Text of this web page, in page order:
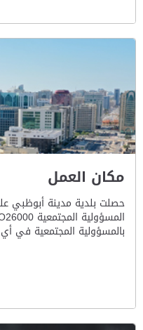
مكان العمل
بالمسؤولية المجتمعية في